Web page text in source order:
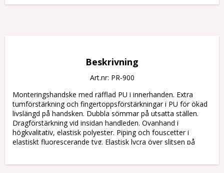
Beskrivning
Art.nr: PR-900
Monteringshandske med räfflad PU i innerhanden. Extra
tumförstärkning och fingertoppsförstärkningar i PU för ökad
livslängd på handsken. Dubbla sömmar på utsatta ställen.
Dragförstärkning vid insidan handleden. Ovanhand i
högkvalitativ, elastisk polyester. Piping och fouscetter i
elastiskt fluorescerande tyg. Elastisk lycra över slitsen på